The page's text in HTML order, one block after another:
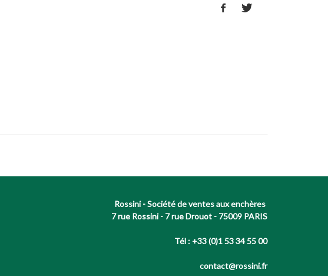
Rossini - Société de ventes aux enchères
7 rue Rossini - 7 rue Drouot - 75009 PARIS
Tél : +33 (0)1 53 34 55 00
contact@rossini.fr